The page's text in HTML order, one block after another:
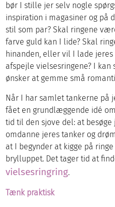
bør I stille jer selv nogle
inspiration i magasiner og på
stil som par? Skal ringene
farve guld kan I lide? Skal
hinanden, eller vil I lade
afspejle vielsesringene? I kan
ønsker at gemme små
Når I har samlet tankerne
fået en grundlæggende idé
tid til den sjove del: at
omdanne jeres tanker og
at I begynder at kigge på
brylluppet. Det tager tid at
vielsesringring.
Tænk praktisk